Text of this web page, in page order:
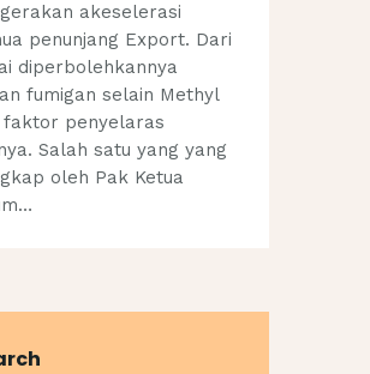
akeselerasi
penunjang Export. Dari
diperbolehkannya
fumigan selain Methyl
faktor penyelaras
Salah satu yang yang
oleh Pak Ketua